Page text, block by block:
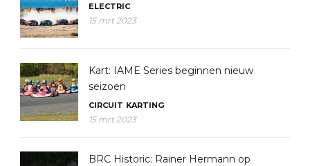
ELECTRIC
15 mrt 2023
Kart: IAME Series beginnen nieuw
seizoen
CIRCUIT KARTING
15 mrt 2023
BRC Historic: Rainer Hermann op